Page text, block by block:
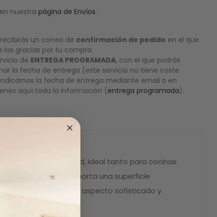
nuestra página de Envíos.
un correo de confirmación de pedido en el que
gracias por tu compra.
de ENTREGA PROGRAMADA, con el que podrás
la fecha de entrega (este servicio no tiene coste
la fecha de entrega mediante email o en
aquí toda la información (entrega programada).
calidad y practicidad, ideal tanto para cocinas
acabados, aporta una superficie
que ofrece un aspecto sofisticado y